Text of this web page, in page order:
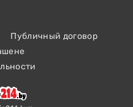
Публичный договор